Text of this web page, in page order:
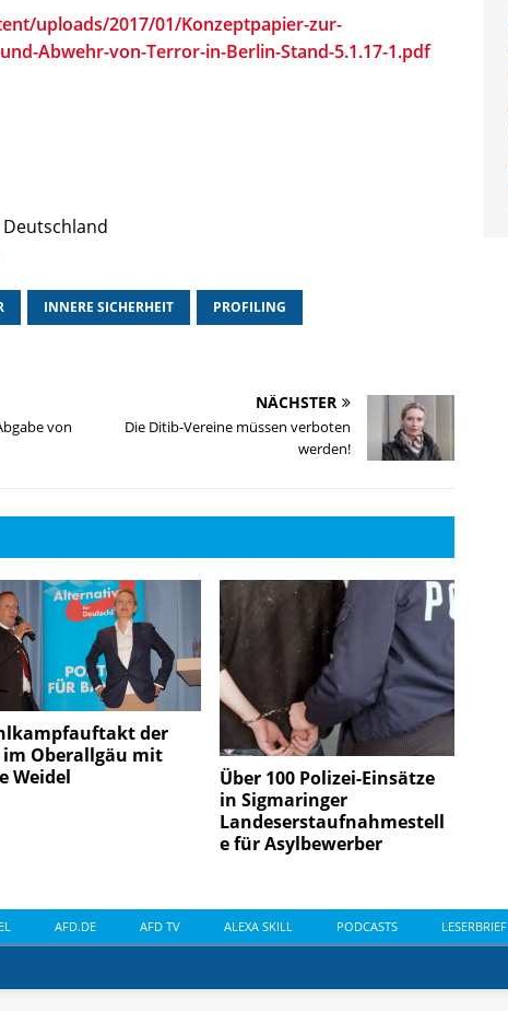
uploads/2017/01/Konzeptpapier-zur-
Abwehr-von-Terror-in-Berlin-Stand-5.1.17-1.pdf
INNERE SICHERHEIT PROFILING
von
NÄCHSTER
Die Ditib-Vereine müssen verboten
werden!
der
im Oberallgäu mit
Weidel
Über 100 Polizei-Einsätze
in Sigmaringer
Landeserstaufnahmestell
e für Asylbewerber
AFD.DE AFD TV ALEXA SKILL PODCASTS LESERBRIEF